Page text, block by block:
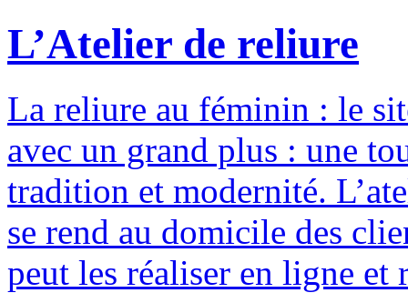
L’Atelier de reliure
La reliure au féminin : le
avec un grand plus : une
tradition et modernité.
se rend au domicile des
peut les réaliser en ligne et